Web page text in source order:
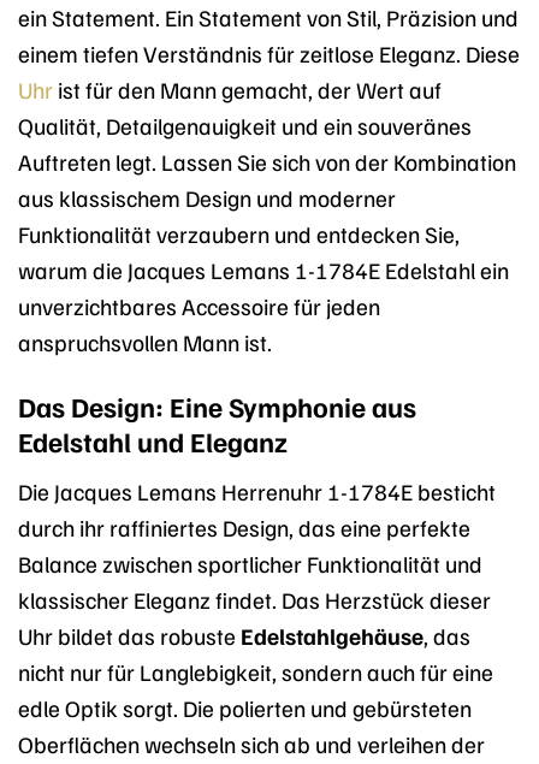
ein Statement. Ein Statement von Stil, Präzision und
einem tiefen Verständnis für zeitlose Eleganz. Diese
Uhr ist für den Mann gemacht, der Wert auf
Qualität, Detailgenauigkeit und ein souveränes
Auftreten legt. Lassen Sie sich von der Kombination
aus klassischem Design und moderner
Funktionalität verzaubern und entdecken Sie,
warum die Jacques Lemans 1-1784E Edelstahl ein
unverzichtbares Accessoire für jeden
anspruchsvollen Mann ist.
Das Design: Eine Symphonie aus
Edelstahl und Eleganz
Die Jacques Lemans Herrenuhr 1-1784E besticht
durch ihr raffiniertes Design, das eine perfekte
Balance zwischen sportlicher Funktionalität und
klassischer Eleganz findet. Das Herzstück dieser
Uhr bildet das robuste Edelstahlgehäuse, das
nicht nur für Langlebigkeit, sondern auch für eine
edle Optik sorgt. Die polierten und gebürsteten
Oberflächen wechseln sich ab und verleihen der